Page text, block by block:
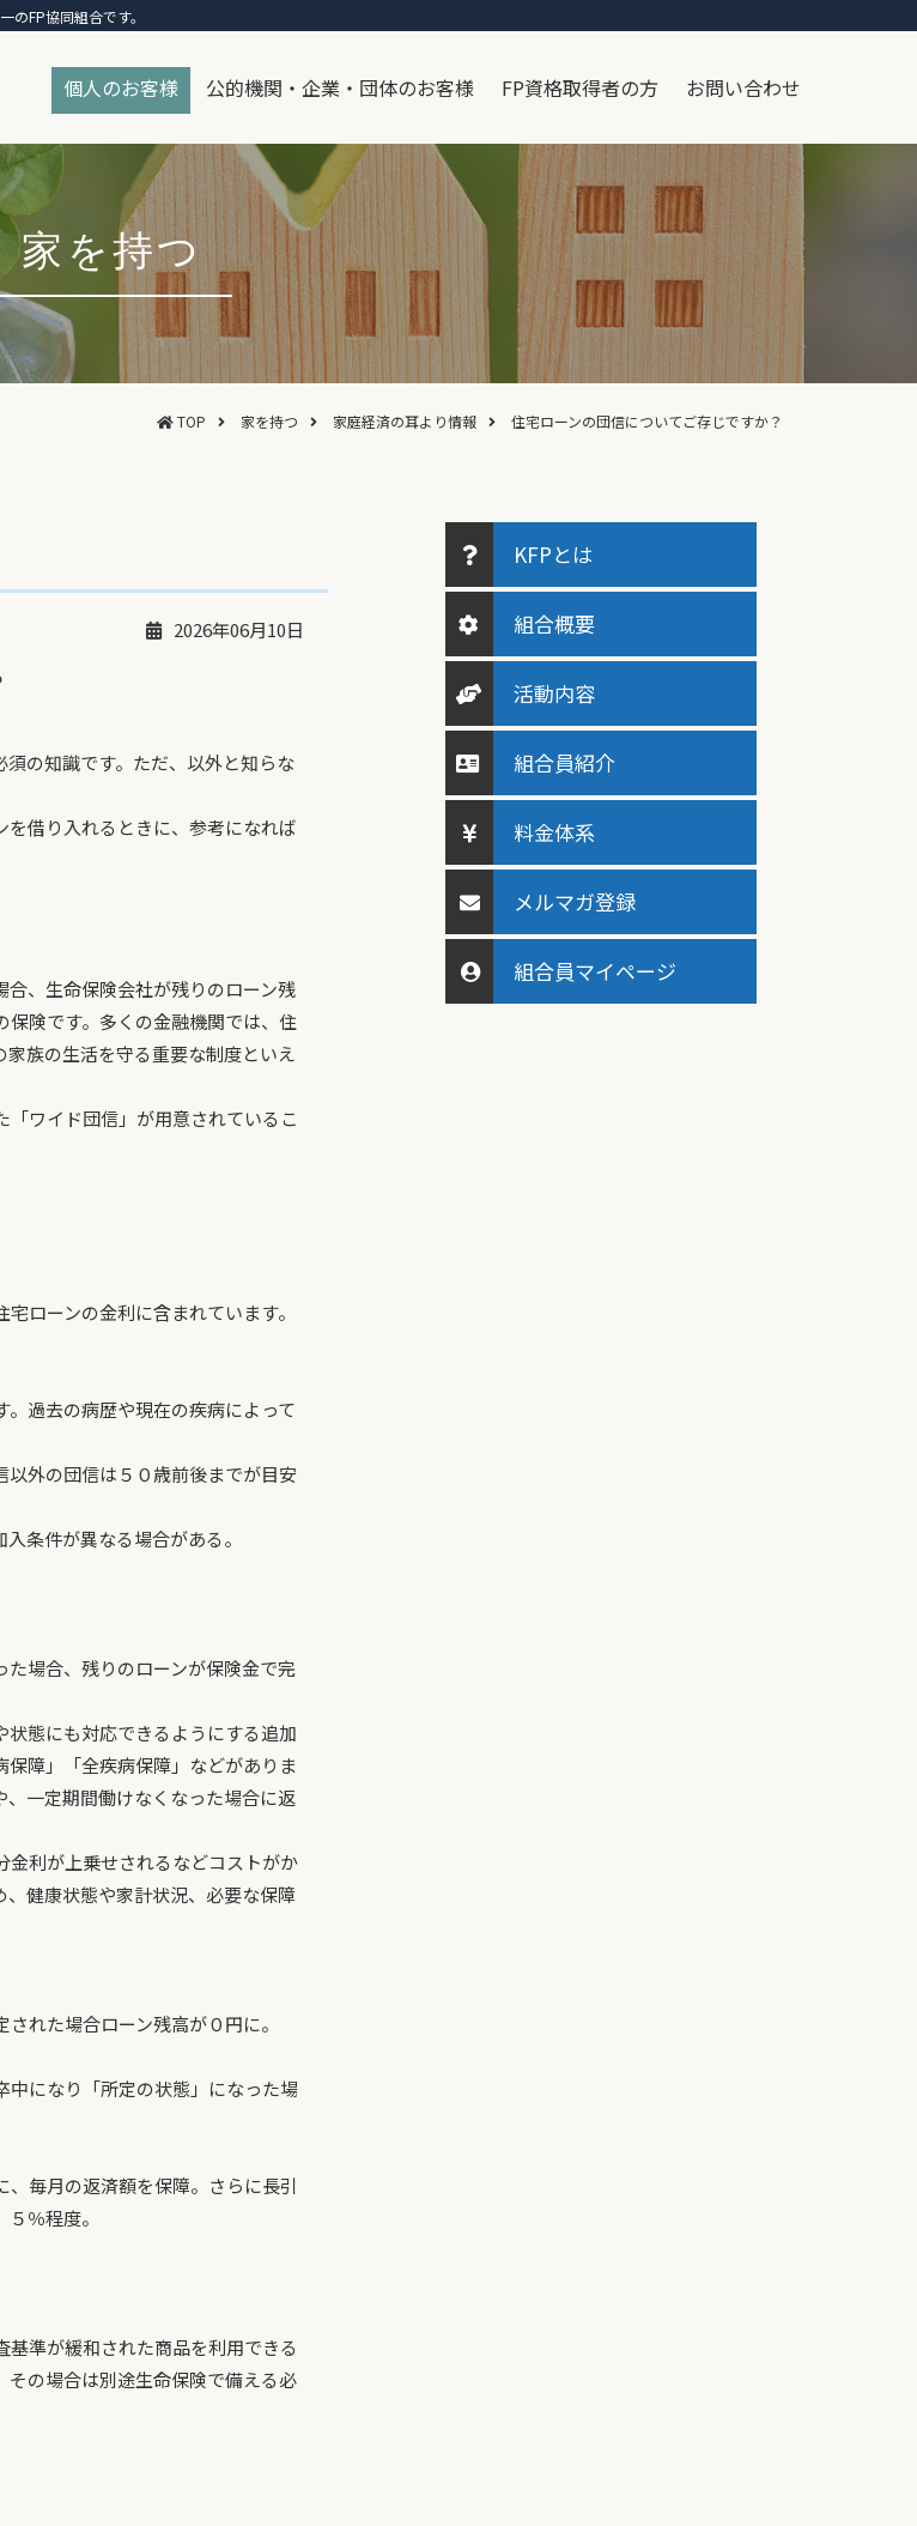
FP協同組合です。
個人のお客様 公的機関・企業・団体のお客様 FP資格取得者の方 お問い合わせ
家を持つ
TOP 家を持つ 家庭経済の耳より情報 住宅ローンの団信についてご存じですか？
2026年06月10日
の知識です。ただ、以外と知らな
借り入れるときに、参考になれば
、生命保険会社が残りのローン残
険です。多くの金融機関では、住
族の生活を守る重要な制度といえ
ワイド団信」が用意されているこ
ローンの金利に含まれています。
過去の病歴や現在の疾病によって
以外の団信は５０歳前後までが目安
条件が異なる場合がある。
場合、残りのローンが保険金で完
態にも対応できるようにする追加
障」「全疾病保障」などがありま
一定期間働けなくなった場合に返
金利が上乗せされるなどコストがか
健康状態や家計状況、必要な保障
れた場合ローン残高が０円に。
中になり「所定の状態」になった場
毎月の返済額を保障。さらに長引
％程度。
準が緩和された商品を利用できる
の場合は別途生命保険で備える必
KFPとは
組合概要
活動内容
組合員紹介
料金体系
メルマガ登録
組合員マイページ